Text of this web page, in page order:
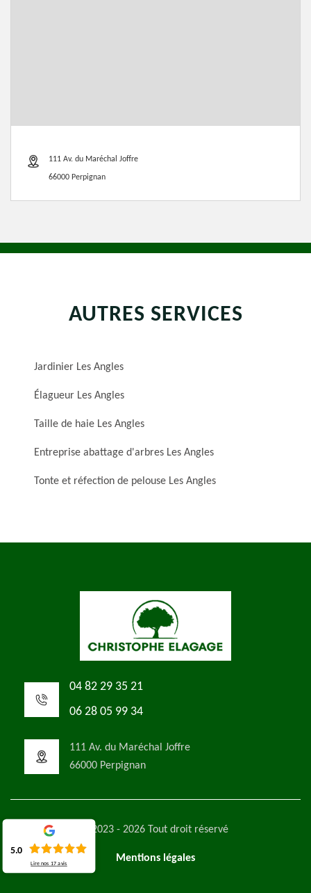
111 Av. du Maréchal Joffre
66000 Perpignan
AUTRES SERVICES
Jardinier Les Angles
Élagueur Les Angles
Taille de haie Les Angles
Entreprise abattage d'arbres Les Angles
Tonte et réfection de pelouse Les Angles
04 82 29 35 21
06 28 05 99 34
111 Av. du Maréchal Joffre
66000 Perpignan
©2023 - 2026 Tout droit réservé
Mentions légales
5.0
Lire nos17 avis